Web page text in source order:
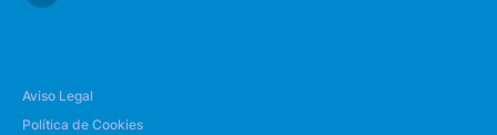
Aviso Legal
Política de Cookies